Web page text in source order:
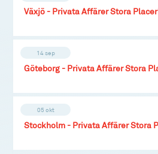
Växjö - Privata Affärer Stora
14 sep
Göteborg - Privata Affärer Stora
05 okt
Stockholm - Privata Affärer Stora